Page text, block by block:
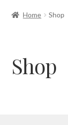
Home Shop
Shop